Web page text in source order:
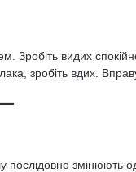
Зробіть видих
зробіть вдих. Вправу
змінюють